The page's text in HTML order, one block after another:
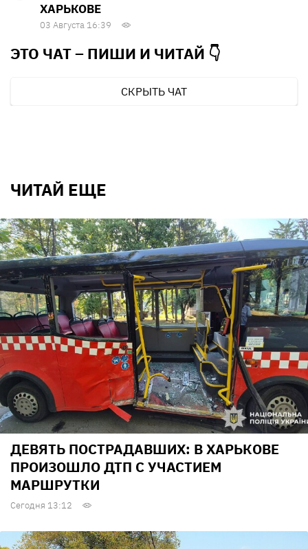
ХАРЬКОВЕ
03 Августа 16:39
ЭТО ЧАТ – ПИШИ И ЧИТАЙ 👇
СКРЫТЬ ЧАТ
ЧИТАЙ ЕЩЕ
ДЕВЯТЬ ПОСТРАДАВШИХ: В ХАРЬКОВЕ
ПРОИЗОШЛО ДТП С УЧАСТИЕМ
МАРШРУТКИ
Сегодня 13:12